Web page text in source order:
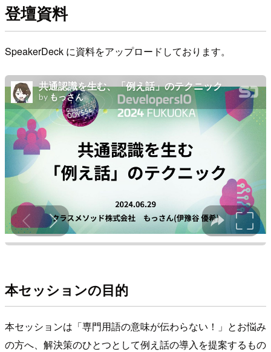
登壇資料
SpeakerDeck に資料をアップロードしております。
本セッションの目的
本セッションは「専門用語の意味が伝わらない！」とお悩み
の方へ、解決策のひとつとして例え話の導入を提案するもの